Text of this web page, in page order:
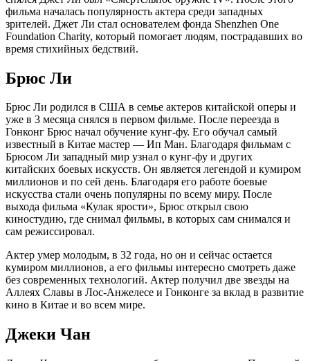
фильма началась популярность актера среди западных
зрителей. Джет Ли стал основателем фонда Shenzhen One
Foundation Charity, который помогает людям, пострадавших во
время стихийных бедствий.
Брюс Ли
Брюс Ли родился в США в семье актеров китайской оперы и
уже в 3 месяца снялся в первом фильме. После переезда в
Гонконг Брюс начал обучение кунг-фу. Его обучал самый
известный в Китае мастер — Ип Ман. Благодаря фильмам с
Брюсом Ли западный мир узнал о кунг-фу и других
китайских боевых искусств. Он является легендой и кумиром
миллионов и по сей день. Благодаря его работе боевые
искусства стали очень популярны по всему миру. После
выхода фильма «Кулак ярости», Брюс открыл свою
киностудию, где снимал фильмы, в которых сам снимался и
сам режиссировал.
Актер умер молодым, в 32 года, но он и сейчас остается
кумиром миллионов, а его фильмы интересно смотреть даже
без современных технологий. Актер получил две звезды на
Аллеях Славы в Лос-Анжелесе и Гонконге за вклад в развитие
кино в Китае и во всем мире.
Джеки Чан